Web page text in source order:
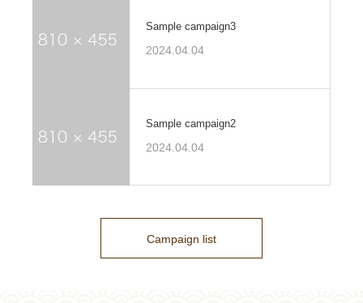
Sample campaign3
2024.04.04
Sample campaign2
2024.04.04
Campaign list